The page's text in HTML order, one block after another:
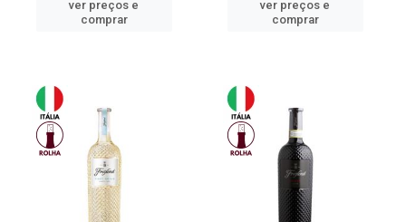
ver preços e
comprar
ver preços e
comprar